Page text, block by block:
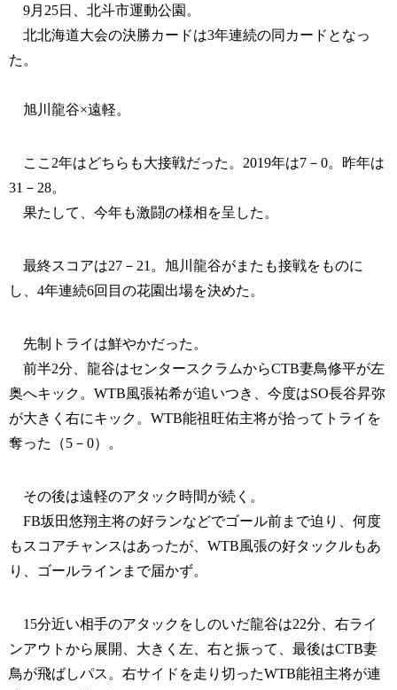
9月25日、北斗市運動公園。
北北海道大会の決勝カードは3年連続の同カードとなっ
た。
旭川龍谷×遠軽。
ここ2年はどちらも大接戦だった。2019年は7－0。昨年は
31－28。
果たして、今年も激闘の様相を呈した。
最終スコアは27－21。旭川龍谷がまたも接戦をものに
し、4年連続6回目の花園出場を決めた。
先制トライは鮮やかだった。
前半2分、龍谷はセンタースクラムからCTB妻鳥修平が左
奥へキック。WTB風張祐希が追いつき、今度はSO長谷昇弥
が大きく右にキック。WTB能祖旺佑主将が拾ってトライを
奪った（5－0）。
その後は遠軽のアタック時間が続く。
FB坂田悠翔主将の好ランなどでゴール前まで迫り、何度
もスコアチャンスはあったが、WTB風張の好タックルもあ
り、ゴールラインまで届かず。
15分近い相手のアタックをしのいだ龍谷は22分、右ライ
ンアウトから展開、大きく左、右と振って、最後はCTB妻
鳥が飛ばしパス。右サイドを走り切ったWTB能祖主将が連